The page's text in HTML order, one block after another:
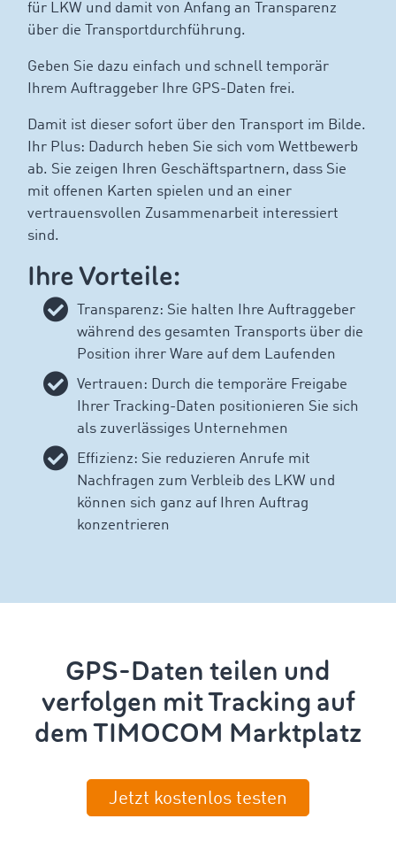
für LKW und damit von Anfang an Transparenz
über die Transportdurchführung.
Geben Sie dazu einfach und schnell temporär
Ihrem Auftraggeber Ihre GPS-Daten frei.
Damit ist dieser sofort über den Transport im Bilde.
Ihr Plus: Dadurch heben Sie sich vom Wettbewerb
ab. Sie zeigen Ihren Geschäftspartnern, dass Sie
mit offenen Karten spielen und an einer
vertrauensvollen Zusammenarbeit interessiert
sind.
Ihre Vorteile:
Transparenz: Sie halten Ihre Auftraggeber
während des gesamten Transports über die
Position ihrer Ware auf dem Laufenden
Vertrauen: Durch die temporäre Freigabe
Ihrer Tracking-Daten positionieren Sie sich
als zuverlässiges Unternehmen
Effizienz: Sie reduzieren Anrufe mit
Nachfragen zum Verbleib des LKW und
können sich ganz auf Ihren Auftrag
konzentrieren
GPS-Daten teilen und
verfolgen mit Tracking auf
dem TIMOCOM Marktplatz
Jetzt kostenlos testen